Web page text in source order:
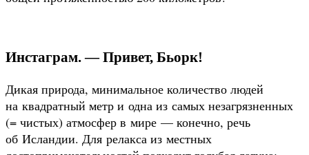
Инстаграм. — Привет, Бьорк!
Дикая природа, минимальное количество людей
на квадратный метр и одна из самых незагрязненных
(= чистых) атмосфер в мире — конечно, речь
об Исландии. Для релакса из местных